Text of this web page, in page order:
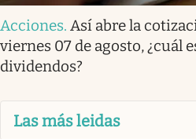
Acciones. Así abre la
viernes 07 de agosto, ¿cuál
dividendos?
Las más leidas